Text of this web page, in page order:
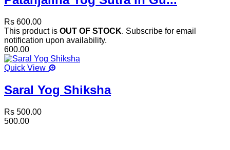
Rs 600.00
This product is OUT OF STOCK. Subscribe for email
notification upon availability.
600.00
Quick View
Saral Yog Shiksha
Rs 500.00
500.00